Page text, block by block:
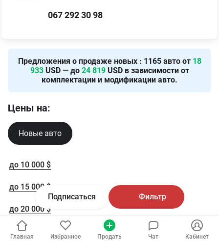
Подписаться Фильтр
067 292 30 98
Предложения о продаже новых : 1165авто от 18
933USD — до 24 819USD в зависимости от
комплектации и модификации авто.
Цены на:
Новые авто
до 10 000 $
до 15 000 $
до 20 000 $
до 30 000 $
Главная Избранное Продать Чат Кабинет